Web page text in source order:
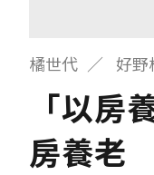
橘世代 好野
「以
房養老